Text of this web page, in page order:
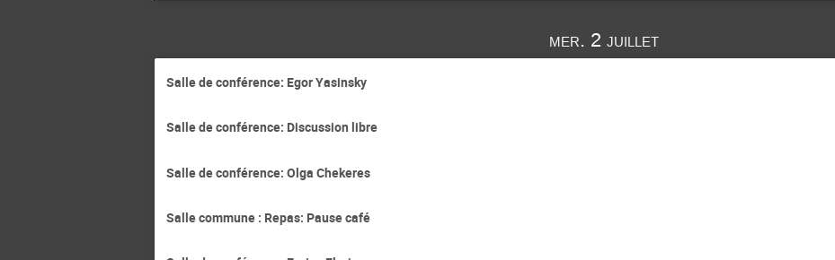
mer. 2 juillet
Salle de conférence: Egor Yasinsky
Salle de conférence: Discussion libre
Salle de conférence: Olga Chekeres
Salle commune : Repas: Pause café